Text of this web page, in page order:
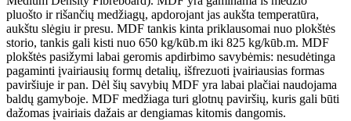
pluošto ir rišančių medžiagų, apdorojant jas aukšta temperatūra,
aukštu slėgiu ir presu. MDF tankis kinta priklausomai nuo plokštės
storio, tankis gali kisti nuo 650 kg/kūb.m iki 825 kg/kūb.m. MDF
plokštės pasižymi labai geromis apdirbimo savybėmis: nesudėtinga
pagaminti įvairiausių formų detalių, išfrezuoti įvairiausias formas
paviršiuje ir pan. Dėl šių savybių MDF yra labai plačiai naudojama
baldų gamyboje. MDF medžiaga turi glotnų paviršių, kuris gali būti
dažomas įvairiais dažais ar dengiamas kitomis dangomis.